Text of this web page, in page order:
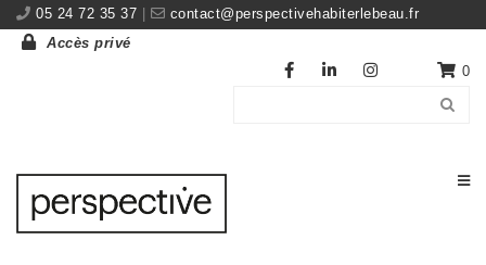
05 24 72 35 37
contact@perspectivehabiterlebeau.fr
Accès privé
0